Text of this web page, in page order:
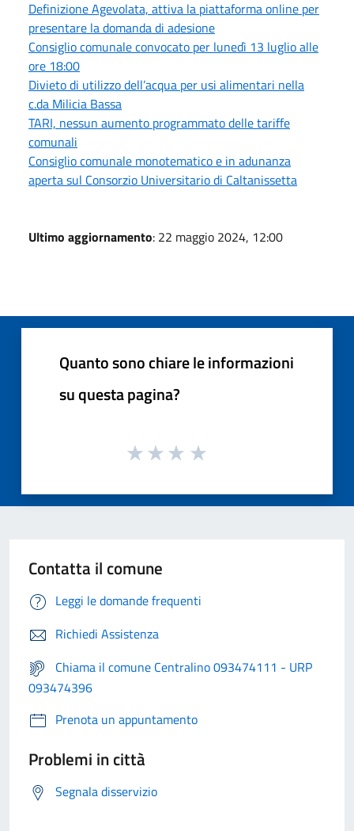
Definizione Agevolata, attiva la piattaforma online per
presentare la domanda di adesione
Consiglio comunale convocato per lunedì 13 luglio alle
ore 18:00
Divieto di utilizzo dell’acqua per usi alimentari nella
c.da Milicia Bassa
TARI, nessun aumento programmato delle tariffe
comunali
Consiglio comunale monotematico e in adunanza
aperta sul Consorzio Universitario di Caltanissetta
Ultimo aggiornamento: 22 maggio 2024, 12:00
Quanto sono chiare le informazioni
su questa pagina?
Contatta il comune
Leggi le domande frequenti
Richiedi Assistenza
Chiama il comune Centralino 093474111 - URP
093474396
Prenota un appuntamento
Problemi in città
Segnala disservizio